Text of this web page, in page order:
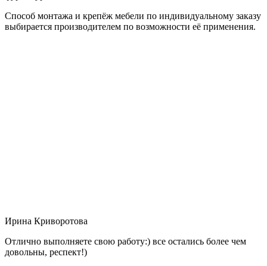
Способ монтажа и крепёж мебели по индивидуальному заказу
выбирается производителем по возможности её применения.
Ирина Криворотова
Отлично выполняете свою работу:) все остались более чем
довольны, респект!)